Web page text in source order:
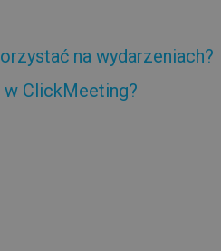
na wydarzeniach?
ClickMeeting?